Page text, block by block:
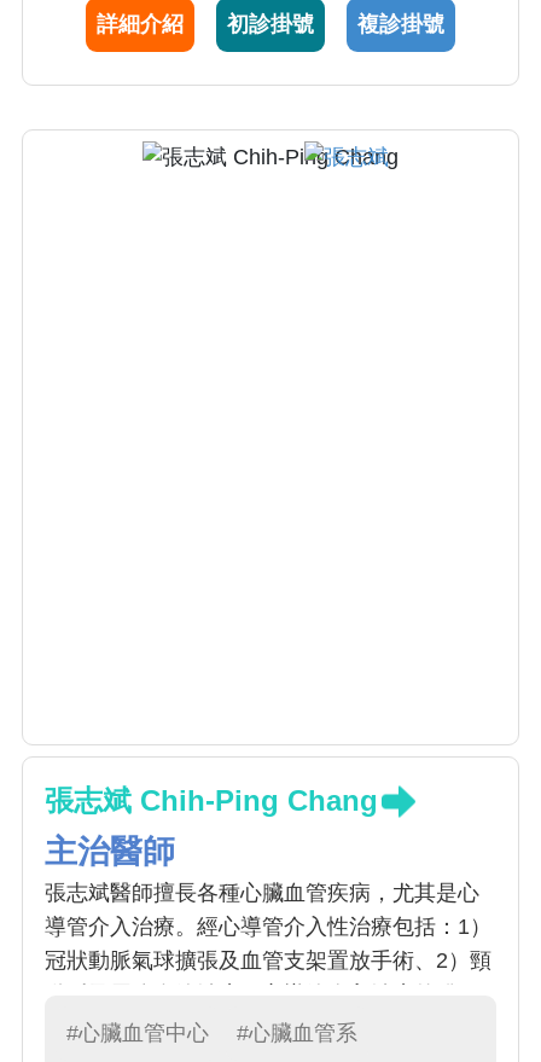
詳細介紹 初診掛號 複診掛號
張志斌 Chih-Ping Chang
主治醫師
張志斌醫師擅長各種心臟血管疾病，尤其是心
導管介入治療。經心導管介入性治療包括：1）
冠狀動脈氣球擴張及血管支架置放手術、2）頸
展，帶動了心臟血管醫學的進步，更創造許多
#心臟血管中心 #心臟血管系